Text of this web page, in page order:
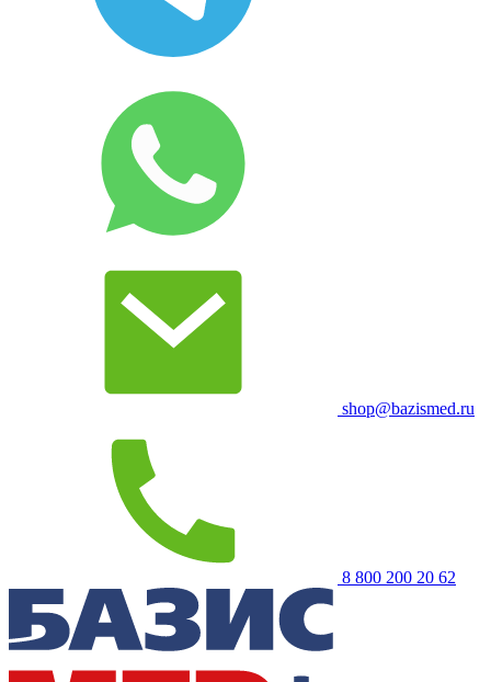
shop@bazismed.ru
8 800 200 20 62